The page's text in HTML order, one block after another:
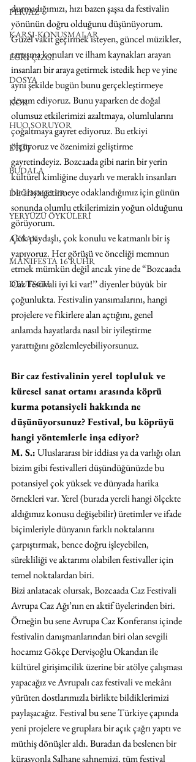
PERVAZ
KARŞI-KONUŞMALAR
EĞRİ ÇİZGİ
DOSYA
KÖK
HUO SORUYOR
ETÜT
BUDALA
DEĞİNMELER
YERYÜZÜ ÖYKÜLERİ
AKSAK
MANIFESTA 16 RUHR
DEUTSCH
durmadığımızı, hızı bazen şaşsa da festivalin
yönünün doğru olduğunu düşünüyorum.
Güzel vakit geçirmek isteyen, güncel müzikler,
tartışma konuları ve ilham kaynakları arayan
insanları bir araya getirmek istedik hep ve yine
aynı şekilde bugün bunu gerçekleştirmeye
devam ediyoruz. Bunu yaparken de doğal
olumsuz etkilerimizi azaltmaya, olumlularını
çoğaltmaya gayret ediyoruz. Bu etkiyi
ölçüyoruz ve özenimizi geliştirme
gayretindeyiz. Bozcaada gibi narin bir yerin
kültürel kimliğine duyarlı ve meraklı insanları
bir araya getirmeye odaklandığımız için günün
sonunda olumlu etkilerimizin yoğun olduğunu
görüyorum.
Çok paydaşlı, çok konulu ve katmanlı bir iş
yapıyoruz. Her görüşü ve önceliği memnun
etmek mümkün değil ancak yine de “Bozcaada
Caz Festivali iyi ki var!’’ diyenler büyük bir
çoğunlukta. Festivalin yansımalarını, hangi
projelere ve fikirlere alan açtığını, genel
anlamda hayatlarda nasıl bir iyileştirme
yarattığını gözlemleyebiliyorsunuz.
Bir caz festivalinin yerel topluluk ve
küresel sanat ortamı arasında köprü
kurma potansiyeli hakkında ne
düşünüyorsunuz? Festival, bu köprüyü
hangi yöntemlerle inşa ediyor?
M. S.: Uluslararası bir iddiası ya da varlığı olan
bizim gibi festivalleri düşündüğünüzde bu
potansiyel çok yüksek ve dünyada harika
örnekleri var. Yerel (burada yereli hangi ölçekte
aldığımız konusu değişebilir) üretimler ve ifade
biçimleriyle dünyanın farklı noktalarını
çarpıştırmak, bence doğru işleyebilen,
sürekliliği ve aktarımı olabilen festivaller için
temel noktalardan biri.
Bizi anlatacak olursak, Bozcaada Caz Festivali
Avrupa Caz Ağı’nın en aktif üyelerinden biri.
Örneğin bu sene Avrupa Caz Konferansı içinde
festivalin danışmanlarından biri olan sevgili
hocamız Gökçe Dervişoğlu Okandan ile
kültürel girişimcilik üzerine bir atölye çalışması
yapacağız ve Avrupalı caz festivali ve mekânı
yürüten dostlarımızla birlikte bildiklerimizi
paylaşacağız. Festival bu sene Türkiye çapında
yeni projelere ve gruplara bir açık çağrı yaptı ve
müthiş dönüşler aldı. Buradan da beslenen bir
kürasyonla Salhane sahnemizi, tüm festival